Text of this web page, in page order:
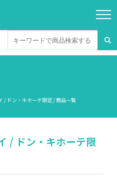
/ ドン・キホーテ限定 / 商品一覧
/ ドン・キホーテ限